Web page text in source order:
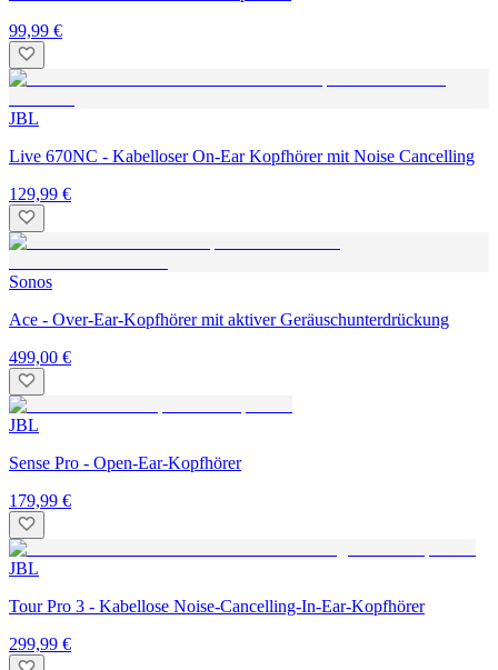
99,99 €
JBL
Live 670NC - Kabelloser On-Ear Kopfhörer mit Noise Cancelling
129,99 €
Sonos
Ace - Over-Ear-Kopfhörer mit aktiver Geräuschunterdrückung
499,00 €
JBL
Sense Pro - Open-Ear-Kopfhörer
179,99 €
JBL
Tour Pro 3 - Kabellose Noise-Cancelling-In-Ear-Kopfhörer
299,99 €